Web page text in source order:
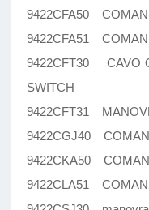
9422CFA50
9422CFA51
9422CFT30 CAVO
SWITCH
9422CFT31
9422CGJ40
9422CKA50
9422CLA51